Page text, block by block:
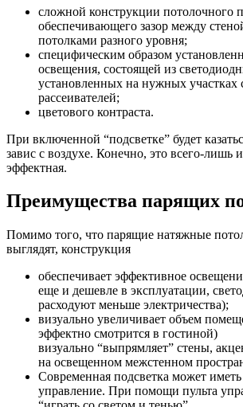
сложной конструкции потолочного
обеспечивающего зазор между
потолками разного уровня;
специфическим образом
освещения, состоящей из
установленных на нужных участках
рассеивателей;
цветового контраста.
При включенной “подсветке” будет
завис с воздухе. Конечно, это всего-лишь
эффектная.
Преимущества парящих
Помимо того, что парящие натяжные
выглядят, конструкция
обеспечивает эффективное
еще и дешевле в эксплуатации,
расходуют меньше электричества);
визуально увеличивает объем
эффектно смотрится в гостиной)
визуально “выпрямляет” стены,
на освещенном межстенном
Современная подсветка может
управление. При помощи пульта